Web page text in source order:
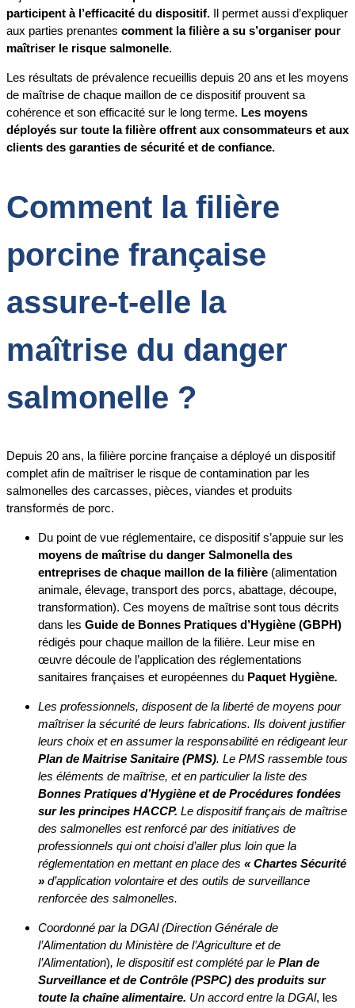
participent à l’efficacité du dispositif. Il permet aussi d’expliquer
aux parties prenantes comment la filière a su s’organiser pour
maîtriser le risque salmonelle.
Les résultats de prévalence recueillis depuis 20 ans et les moyens
de maîtrise de chaque maillon de ce dispositif prouvent sa
cohérence et son efficacité sur le long terme. Les moyens
déployés sur toute la filière offrent aux consommateurs et aux
clients des garanties de sécurité et de confiance.
Comment la filière
porcine française
assure-t-elle la
maîtrise du danger
salmonelle ?
Depuis 20 ans, la filière porcine française a déployé un dispositif
complet afin de maîtriser le risque de contamination par les
salmonelles des carcasses, pièces, viandes et produits
transformés de porc.
Du point de vue réglementaire, ce dispositif s’appuie sur les
moyens de maîtrise du danger Salmonella des
entreprises de chaque maillon de la filière (alimentation
animale, élevage, transport des porcs, abattage, découpe,
transformation). Ces moyens de maîtrise sont tous décrits
dans les Guide de Bonnes Pratiques d’Hygiène (GBPH)
rédigés pour chaque maillon de la filière. Leur mise en
œuvre découle de l’application des réglementations
sanitaires françaises et européennes du Paquet Hygiène.
Les professionnels, disposent de la liberté de moyens pour
maîtriser la sécurité de leurs fabrications. Ils doivent justifier
leurs choix et en assumer la responsabilité en rédigeant leur
Plan de Maitrise Sanitaire (PMS). Le PMS rassemble tous
les éléments de maîtrise, et en particulier la liste des
Bonnes Pratiques d’Hygiène et de Procédures fondées
sur les principes HACCP. Le dispositif français de maîtrise
des salmonelles est renforcé par des initiatives de
professionnels qui ont choisi d’aller plus loin que la
réglementation en mettant en place des « Chartes Sécurité
» d’application volontaire et des outils de surveillance
renforcée des salmonelles.
Coordonné par la DGAl (Direction Générale de
l’Alimentation du Ministère de l’Agriculture et de
l’Alimentation), le dispositif est complété par le Plan de
Surveillance et de Contrôle (PSPC) des produits sur
toute la chaîne alimentaire. Un accord entre la DGAl, les